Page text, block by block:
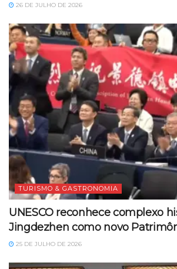
26 DE JULHO DE 2026
TURISMO & GASTRONOMIA
UNESCO reconhece complexo
Jingdezhen como novo
25 DE JULHO DE 2026